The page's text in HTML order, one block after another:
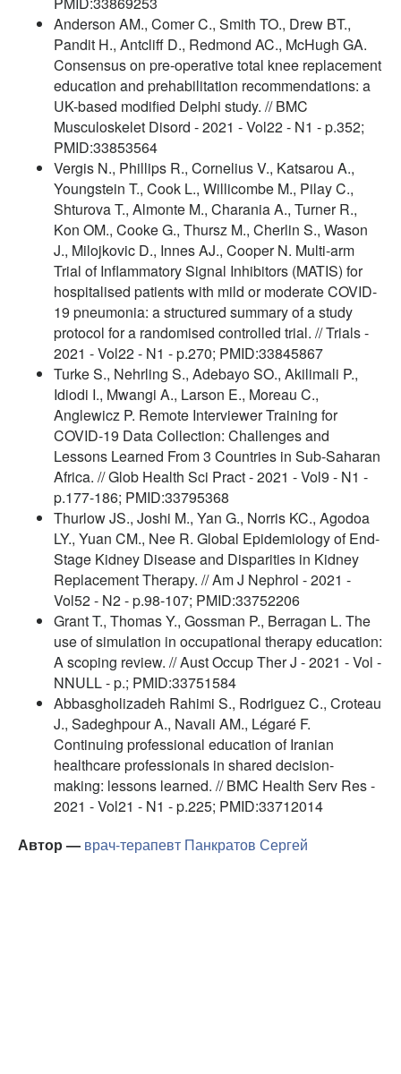
Anderson AM., Comer C., Smith TO., Drew BT.,
Pandit H., Antcliff D., Redmond AC., McHugh GA.
Consensus on pre-operative total knee replacement
education and prehabilitation recommendations: a
UK-based modified Delphi study. // BMC
Musculoskelet Disord - 2021 - Vol22 - N1 - p.352;
PMID:33853564
Vergis N., Phillips R., Cornelius V., Katsarou A.,
Youngstein T., Cook L., Willicombe M., Pilay C.,
Shturova T., Almonte M., Charania A., Turner R.,
Kon OM., Cooke G., Thursz M., Cherlin S., Wason
J., Milojkovic D., Innes AJ., Cooper N. Multi-arm
Trial of Inflammatory Signal Inhibitors (MATIS) for
hospitalised patients with mild or moderate COVID-
19 pneumonia: a structured summary of a study
protocol for a randomised controlled trial. // Trials -
2021 - Vol22 - N1 - p.270; PMID:33845867
Turke S., Nehrling S., Adebayo SO., Akilimali P.,
Idiodi I., Mwangi A., Larson E., Moreau C.,
Anglewicz P. Remote Interviewer Training for
COVID-19 Data Collection: Challenges and
Lessons Learned From 3 Countries in Sub-Saharan
Africa. // Glob Health Sci Pract - 2021 - Vol9 - N1 -
p.177-186; PMID:33795368
Thurlow JS., Joshi M., Yan G., Norris KC., Agodoa
LY., Yuan CM., Nee R. Global Epidemiology of End-
Stage Kidney Disease and Disparities in Kidney
Replacement Therapy. // Am J Nephrol - 2021 -
Vol52 - N2 - p.98-107; PMID:33752206
Grant T., Thomas Y., Gossman P., Berragan L. The
use of simulation in occupational therapy education:
A scoping review. // Aust Occup Ther J - 2021 - Vol -
NNULL - p.; PMID:33751584
Abbasgholizadeh Rahimi S., Rodriguez C., Croteau
J., Sadeghpour A., Navali AM., Légaré F.
Continuing professional education of Iranian
healthcare professionals in shared decision-
making: lessons learned. // BMC Health Serv Res -
2021 - Vol21 - N1 - p.225; PMID:33712014
Автор — врач-терапевт Панкратов Сергей